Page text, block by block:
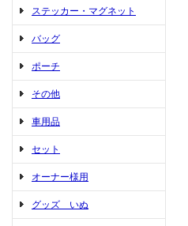
ステッカー・マグネット
バッグ
ポーチ
その他
車用品
セット
オーナー様用
グッズ いぬ